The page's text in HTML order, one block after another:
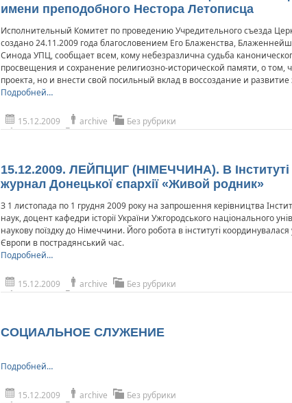
имени преподобного Нестора Летописца
Исполнительный Комитет по проведению Учредительного съезда
создано 24.11.2009 года благословением Его Блаженства,
Синода УПЦ, сообщает всем, кому небезразлична судьба
просвещения и сохранение религиозно-исторической памяти, о
проекта, но и внести свой посильный вклад в воссоздание и
Подробней…
15.12.2009 archive Без рубрики
15.12.2009. ЛЕЙПЦИГ (НІМЕЧЧИНА). В Інституті
журнал Донецької єпархії «Живой родник»
З 1 листопада по 1 грудня 2009 року на запрошення керівництва
наук, доцент кафедри історії України Ужгородського національного
наукову поїздку до Німеччини. Його робота в інституті
Європи в пострадянський час.
Подробней…
15.12.2009 archive Без рубрики
СОЦИАЛЬНОЕ СЛУЖЕНИЕ
Подробней…
15.12.2009 archive Без рубрики